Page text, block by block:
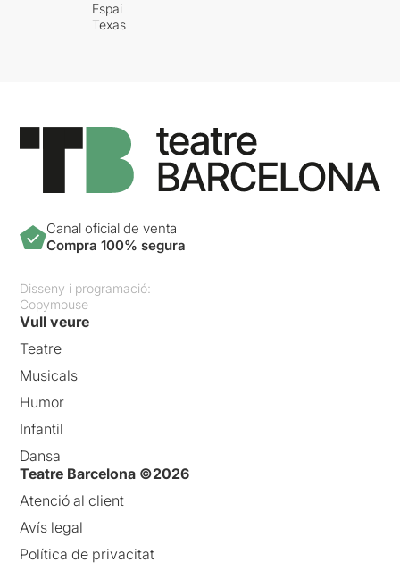
Espai
Texas
Canal oficial de venta
Compra 100% segura
Disseny i programació:
Copymouse
Vull veure
Teatre
Musicals
Humor
Infantil
Dansa
Teatre Barcelona ©2026
Atenció al client
Avís legal
Política de privacitat